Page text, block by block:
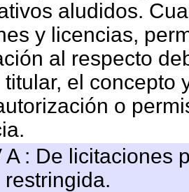
aludidos.
y licencias,
al respecto
el concepto
o
A : De licitaciones